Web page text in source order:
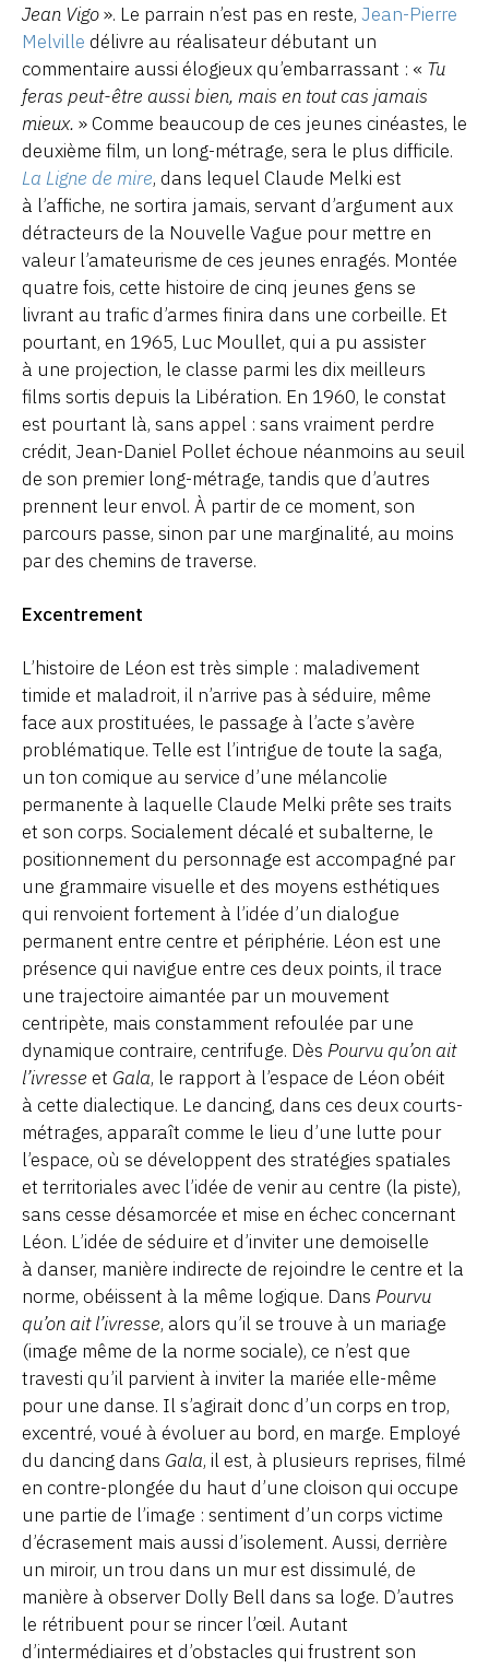
Jean Vigo». Le parrain n’est pas en reste, Jean-Pierre
Melville délivre au réalisateur débutant un
commentaire aussi élogieux qu’embarrassant : « Tu
feras peut-être aussi bien, mais en tout cas jamais
mieux. » Comme beaucoup de ces jeunes cinéastes, le
deuxième film, un long-métrage, sera le plus difficile.
La Ligne de mire, dans lequel Claude Melki est
à l’affiche, ne sortira jamais, servant d’argument aux
détracteurs de la Nouvelle Vague pour mettre en
valeur l’amateurisme de ces jeunes enragés. Montée
quatre fois, cette histoire de cinq jeunes gens se
livrant au trafic d’armes finira dans une corbeille. Et
pourtant, en 1965, Luc Moullet, qui a pu assister
à une projection, le classe parmi les dix meilleurs
films sortis depuis la Libération. En 1960, le constat
est pourtant là, sans appel : sans vraiment perdre
crédit, Jean-Daniel Pollet échoue néanmoins au seuil
de son premier long-métrage, tandis que d’autres
prennent leur envol. À partir de ce moment, son
parcours passe, sinon par une marginalité, au moins
par des chemins de traverse.
Excentrement
L’histoire de Léon est très simple : maladivement
timide et maladroit, il n’arrive pas à séduire, même
face aux prostituées, le passage à l’acte s’avère
problématique. Telle est l’intrigue de toute la saga,
un ton comique au service d’une mélancolie
permanente à laquelle Claude Melki prête ses traits
et son corps. Socialement décalé et subalterne, le
positionnement du personnage est accompagné par
une grammaire visuelle et des moyens esthétiques
qui renvoient fortement à l’idée d’un dialogue
permanent entre centre et périphérie. Léon est une
présence qui navigue entre ces deux points, il trace
une trajectoire aimantée par un mouvement
centripète, mais constamment refoulée par une
dynamique contraire, centrifuge. Dès Pourvu qu’on ait
l’ivresse et Gala, le rapport à l’espace de Léon obéit
à cette dialectique. Le dancing, dans ces deux courts-
métrages, apparaît comme le lieu d’une lutte pour
l’espace, où se développent des stratégies spatiales
et territoriales avec l’idée de venir au centre (la piste),
sans cesse désamorcée et mise en échec concernant
Léon. L’idée de séduire et d’inviter une demoiselle
à danser, manière indirecte de rejoindre le centre et la
norme, obéissent à la même logique. Dans Pourvu
qu’on ait l’ivresse, alors qu’il se trouve à un mariage
(image même de la norme sociale), ce n’est que
travesti qu’il parvient à inviter la mariée elle-même
pour une danse. Il s’agirait donc d’un corps en trop,
excentré, voué à évoluer au bord, en marge. Employé
du dancing dans Gala, il est, à plusieurs reprises, filmé
en contre-plongée du haut d’une cloison qui occupe
une partie de l’image : sentiment d’un corps victime
d’écrasement mais aussi d’isolement. Aussi, derrière
un miroir, un trou dans un mur est dissimulé, de
manière à observer Dolly Bell dans sa loge. D’autres
le rétribuent pour se rincer l’œil. Autant
d’intermédiaires et d’obstacles qui frustrent son